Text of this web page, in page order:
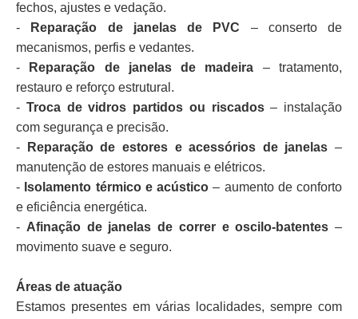
fechos, ajustes e vedação.
-
Reparação de janelas de PVC – conserto de
mecanismos, perfis e vedantes.
-
Reparação de janelas de madeira – tratamento,
restauro e reforço estrutural.
- Troca de vidros partidos ou riscados– instalação
com segurança e precisão.
-
Reparação de estores e acessórios de janelas –
manutenção de estores manuais e elétricos.
- Isolamento térmico e acústico – aumento de conforto
e eficiência energética.
- Afinação de janelas de correr e oscilo-batentes –
movimento suave e seguro.
Áreas de atuação
Estamos presentes em várias localidades, sempre com